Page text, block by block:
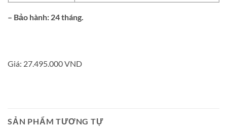
– Bảo hành: 24 tháng.
Giá: 27.495.000 VND
SẢN PHẨM TƯƠNG TỰ